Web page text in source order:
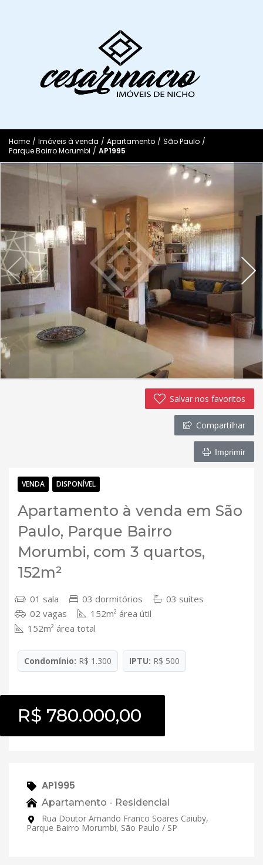
Home / Imóveis à venda / Apartamento / São Paulo /
Parque Bairro Morumbi / AP1995
Salvar nos favoritos
Compartilhar
Imprimir
VENDA DISPONÍVEL
Apartamento à venda em São
Paulo, Parque Bairro
Morumbi, com 3 quartos,
152m²
01 sala 03 dormitórios
03 suítes
02 vagas
152m² área útil
152m² área total
Condomínio: R$ 1.300 IPTU: R$ 500
R$ 780.000,00
AP1995
Apartamento - Residencial
Rua Doutor Amando Franco Soares Caiuby,
Parque Bairro Morumbi, São Paulo / SP